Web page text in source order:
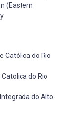
(Eastern
Católica do Rio
do Rio
do Alto